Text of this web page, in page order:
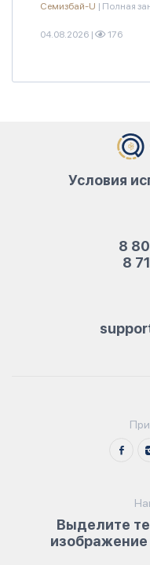
Семизбай-U | Полная
04.08.2026 | 176
8
8
Условия
Выделите